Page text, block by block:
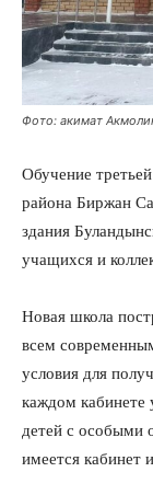
Фото: акимат
Обучение
района Биржан
здания
учащихся и
Новая школа
всем
условия для
каждом кабинете
детей с особыми
имеется кабинет